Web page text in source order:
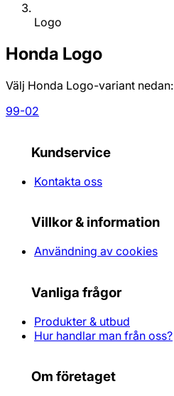
Logo
Honda Logo
Välj Honda Logo-variant nedan:
99-02
Kundservice
Kontakta oss
Villkor & information
Användning av cookies
Vanliga frågor
Produkter & utbud
Hur handlar man från oss?
Om företaget